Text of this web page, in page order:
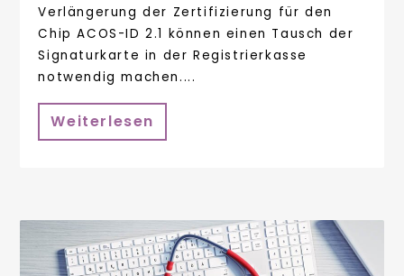
Verlängerung der Zertifizierung für den
Chip ACOS-ID 2.1 können einen Tausch der
Signaturkarte in der Registrierkasse
notwendig machen....
Weiterlesen